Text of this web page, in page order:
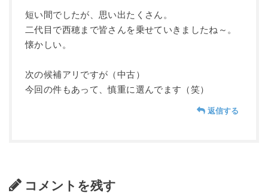
短い間でしたが、思い出たくさん。
二代目で西穂まで皆さんを乗せていきましたね～。
懐かしい。
次の候補アリですが（中古）
今回の件もあって、慎重に選んでます（笑）
返信する
コメントを残す